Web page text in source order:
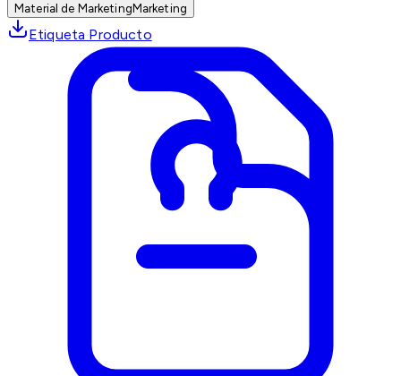
Material de MarketingMarketing
Etiqueta Producto